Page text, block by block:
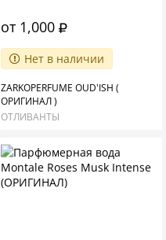
от 1,000
Нет в наличии
ZARKOPERFUME OUD'ISH (
ОРИГИНАЛ )
ОТЛИВАНТЫ